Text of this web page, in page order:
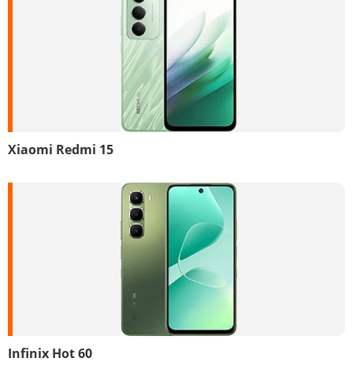
Xiaomi Redmi 15
Infinix Hot 60